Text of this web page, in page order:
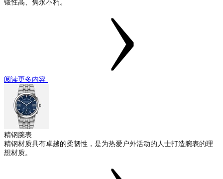
锻性高、隽永不朽。
阅读更多内容
精钢腕表
精钢材质具有卓越的柔韧性，是为热爱户外活动的人士打造腕表的理
想材质。